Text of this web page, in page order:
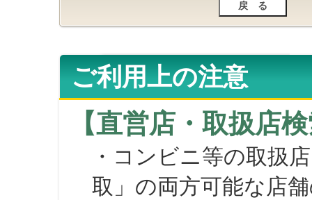
ご利用上の注意
【直営店・取扱店
・コンビニ等の取扱
取」の両方可能な店